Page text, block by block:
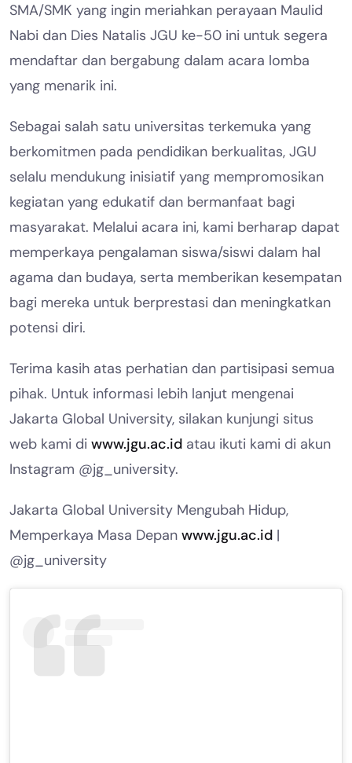
SMA/SMK yang ingin meriahkan perayaan Maulid
Nabi dan Dies Natalis JGU ke-50 ini untuk segera
mendaftar dan bergabung dalam acara lomba
yang menarik ini.
Sebagai salah satu universitas terkemuka yang
berkomitmen pada pendidikan berkualitas, JGU
selalu mendukung inisiatif yang mempromosikan
kegiatan yang edukatif dan bermanfaat bagi
masyarakat. Melalui acara ini, kami berharap dapat
memperkaya pengalaman siswa/siswi dalam hal
agama dan budaya, serta memberikan kesempatan
bagi mereka untuk berprestasi dan meningkatkan
potensi diri.
Terima kasih atas perhatian dan partisipasi semua
pihak. Untuk informasi lebih lanjut mengenai
Jakarta Global University, silakan kunjungi situs
web kami di www.jgu.ac.id atau ikuti kami di akun
Instagram @jg_university.
Jakarta Global University Mengubah Hidup,
Memperkaya Masa Depan www.jgu.ac.id |
@jg_university